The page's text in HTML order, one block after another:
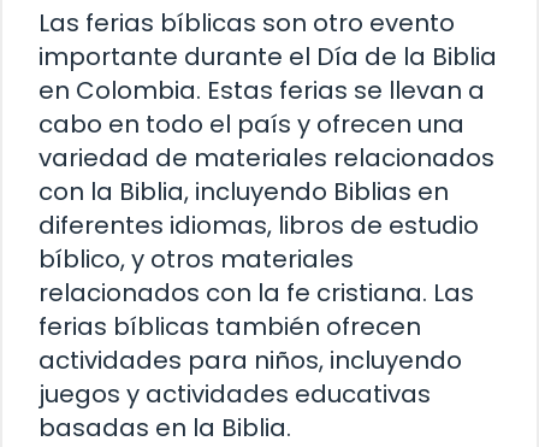
Las ferias bíblicas son otro evento
importante durante el Día de la Biblia
en Colombia. Estas ferias se llevan a
cabo en todo el país y ofrecen una
variedad de materiales relacionados
con la Biblia, incluyendo Biblias en
diferentes idiomas, libros de estudio
bíblico, y otros materiales
relacionados con la fe cristiana. Las
ferias bíblicas también ofrecen
actividades para niños, incluyendo
juegos y actividades educativas
basadas en la Biblia.